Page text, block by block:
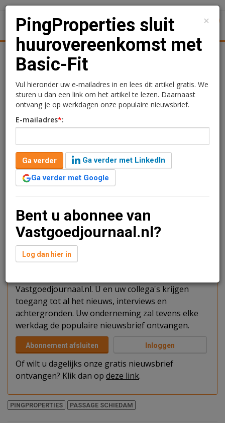
Juridisch | Fiscaal
PingProperties sluit
huurovereenkomst met
Basic-Fit
Redactie
23 mei 2025 om 09:43
1 minuut leestijd
PingProperties heeft een langjarige
hier een vestiging openen van circa 1.120 m2.
Verder lezen?
U kunt het artikel niet volledig lezen omdat u nog
Vastgoedjournaal.nl. U en uw collega's krijgen
toegang tot al het nieuws, interviews en
achtergronden. Uw onderneming zal tevens elke
werkdag de populaire nieuwsbrief ontvangen.
Abonnement afsluiten Inloggen
Of wilt u dagelijks onze gratis nieuwsbrief
ontvangen? Klik dan op deze link.
PINGPROPERTIES PASSAGE SCHIEDAM
×
PingProperties sluit
huurovereenkomst met
Basic-Fit
Vul hieronder uw e-mailadres in en lees dit artikel gratis. We
sturen u dan een link om het artikel te lezen. Daarnaast
ontvang je op werkdagen onze populaire nieuwsbrief.
E-mailadres*:
Ga verder
Ga verder met LinkedIn
Ga verder met Google
Bent u abonnee van
Vastgoedjournaal.nl?
Log dan hier in